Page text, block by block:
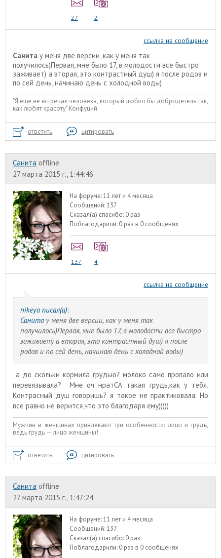
27 2
ссылка на сообщение
Санита у меня две версии, как у меня так
получилось)Первая, мне было 17, в молодости все быстро
заживает) а вторая, это контрастный душ) я после родов и
по сей день, начинаю день с холодной воды)
"Я еще не встречал человека, который любил бы добродетель так,
как любят красоту" Конфуций
ответить цитировать
Санита offline
27 марта 2015 г., 1:44:46
На форуме:11 лет и 4 месяца
Сообщений:137
Сказал(а) спасибо: 0 раз
Поблагодарили: 0 раз в 0 сообщенях
137 4
ссылка на сообщение
nikeya писал(а):
Санитау меня две версии, как у меня так
получилось)Первая, мне было 17, в молодости все быстро
заживает) а вторая, это контрастный душ) я после
родов и по сей день, начинаю день с холодной воды)
а до скольки кормила грудью? молоко само пропало или
перевязывала? Мне оч нратСА такая грудь,как у тебя.
Контрасный душ говоришь? я такое не практиковала. Но
все равно не верится,что это благодаря ему)))))
Мужчин в женщинах привлекают три особенности: лицо и грудь,
ведь грудь — лицо женщины!
ответить цитировать
Санита offline
27 марта 2015 г., 1:47:24
На форуме:11 лет и 4 месяца
Сообщений:137
Сказал(а) спасибо: 0 раз
Поблагодарили: 0 раз в 0 сообщенях